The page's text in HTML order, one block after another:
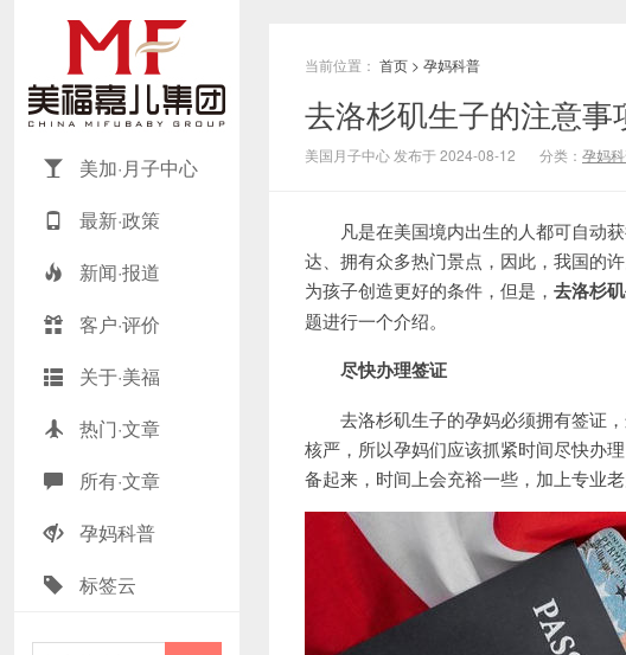
美加·月子中心
最新·政策
新闻·报道
客户·评价
关于·美福
热门·文章
所有·文章
孕妈科普
标签云
当前位置： 首页 > 孕妈科普
去洛杉矶生子的注意事
美国月子中心 发布于 2024-08-12 分类： 孕妈
凡是在美国境内出生的人都可自动获
达、拥有众多热门景点，因此，我国的
为孩子创造更好的条件，但是， 去洛杉
题进行一个介绍。
尽快办理签证
去洛杉矶生子的孕妈必须拥有签证，
核严，所以孕妈们应该抓紧时间尽快办
备起来，时间上会充裕一些，加上专业